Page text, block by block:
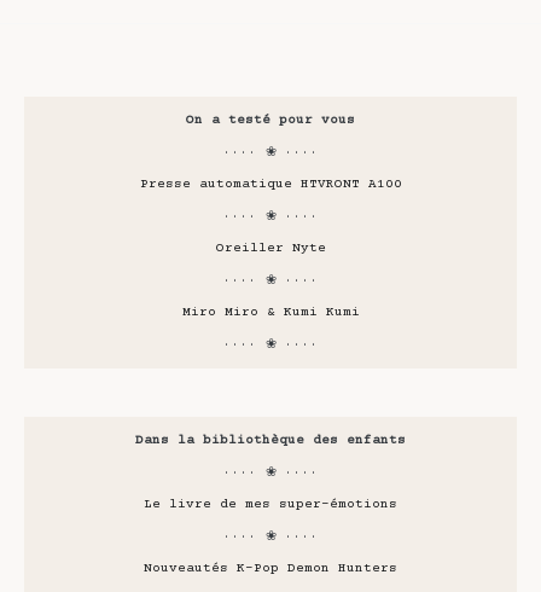
On a testé pour vous
···· ❀ ····
Presse automatique HTVRONT A100
···· ❀ ····
Oreiller Nyte
···· ❀ ····
Miro Miro & Kumi Kumi
···· ❀ ····
Dans la bibliothèque des enfants
···· ❀ ····
Le livre de mes super-émotions
···· ❀ ····
Nouveautés K-Pop Demon Hunters